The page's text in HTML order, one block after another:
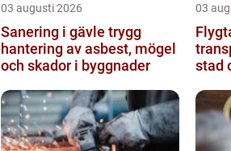
03 augusti 2026
Sanering i gävle trygg
hantering av asbest, mögel
och skador i byggnader
03
stad